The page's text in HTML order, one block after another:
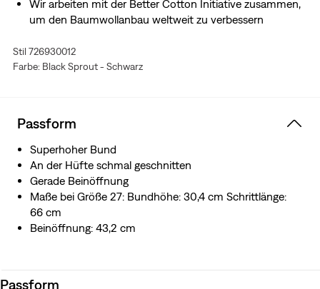
Wir arbeiten mit der Better Cotton Initiative zusammen,
um den Baumwollanbau weltweit zu verbessern
Stil 726930012
Farbe: Black Sprout - Schwarz
Passform
Superhoher Bund
An der Hüfte schmal geschnitten
Gerade Beinöffnung
Maße bei Größe 27: Bundhöhe: 30,4 cm Schrittlänge:
66 cm
Beinöffnung: 43,2 cm
Passform